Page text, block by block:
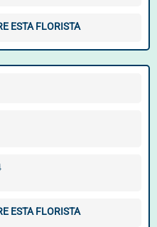
ESTA FLORISTA
ESTA FLORISTA